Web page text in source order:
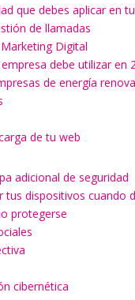
que debes aplicar en
de llamadas
Digital
debe utilizar en
de energía
de tu web
adicional de seguridad
tus dispositivos cuando
protegerse
cibernética